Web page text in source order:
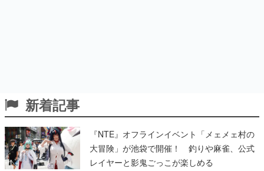
新着記事
『NTE』オフラインイベント「メェメェ村の
大冒険」が池袋で開催！ 釣りや麻雀、公式
レイヤーと影鬼ごっこが楽しめる